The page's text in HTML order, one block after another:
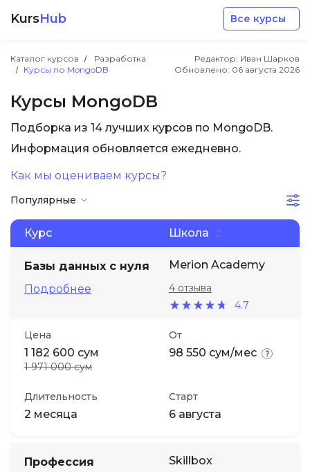
KursHub Все курсы
Каталог курсов
Разработка
Курсы по MongoDB
Редактор: Иван Шарков
Обновлено: 06 августа 2026
Курсы MongoDB
Подборка из 14 лучших курсов по MongoDB.
Информация обновляется ежедневно.
Как мы оцениваем курсы?
Популярные
Курс Школа
Базы данных с нуля
Подробнее
Merion Academy
4.7
4 отзыва
Цена
1 182 600 сум
1 971 000 сум
От
98 550 сум/мес
Длительность
2 месяца
Старт
6 августа
Профессия
Skillbox
Разработка
Дизайн
Аналитика
Иностранные языки
ДПО
Детям